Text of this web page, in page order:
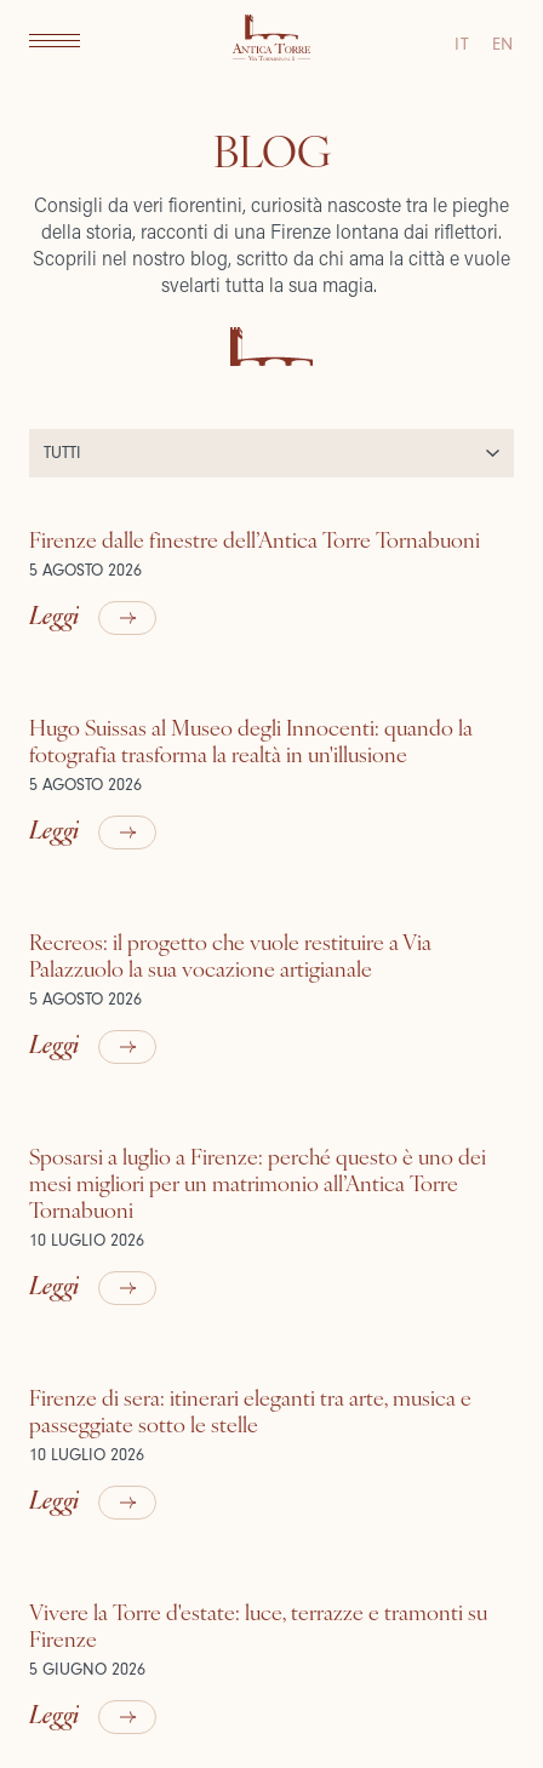
IT EN
BLOG
Consigli da veri fiorentini, curiosità nascoste tra le pieghe
della storia, racconti di una Firenze lontana dai riflettori.
Scoprili nel nostro blog, scritto da chi ama la città e vuole
svelarti tutta la sua magia.
Firenze dalle finestre dell’Antica Torre Tornabuoni
5 AGOSTO 2026
Leggi
Hugo Suissas al Museo degli Innocenti: quando la
fotografia trasforma la realtà in un'illusione
5 AGOSTO 2026
Leggi
Recreos: il progetto che vuole restituire a Via
Palazzuolo la sua vocazione artigianale
5 AGOSTO 2026
Leggi
Sposarsi a luglio a Firenze: perché questo è uno dei
mesi migliori per un matrimonio all’Antica Torre
Tornabuoni
10 LUGLIO 2026
Leggi
Firenze di sera: itinerari eleganti tra arte, musica e
passeggiate sotto le stelle
10 LUGLIO 2026
Leggi
Vivere la Torre d'estate: luce, terrazze e tramonti su
Firenze
5 GIUGNO 2026
Leggi